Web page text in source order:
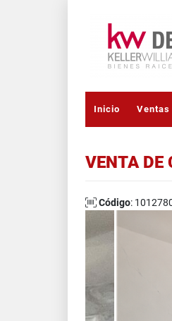
Inicio Ventas
VENTA DE
Código: